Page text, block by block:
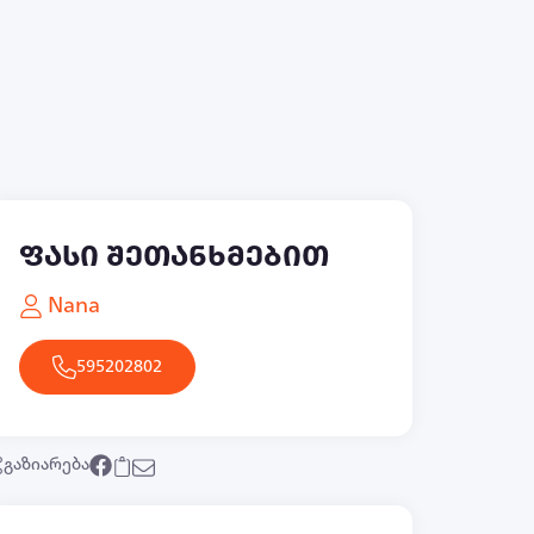
ფასი შეთანხმებით
Nana
595202802
გაზიარება